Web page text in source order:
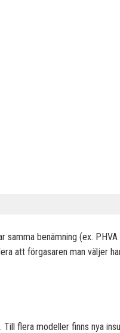
samma benämning (ex. PHVA
att förgasaren man väljer
Till flera modeller finns nya